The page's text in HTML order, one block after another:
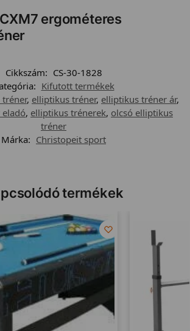
ergométeres
Cikkszám: CS-30-1828
Kifutott termékek
tréner, elliptikus tréner, elliptikus tréner ár,
, elliptikus trénerek, olcsó elliptikus
tréner
Márka: Christopeit sport
termékek